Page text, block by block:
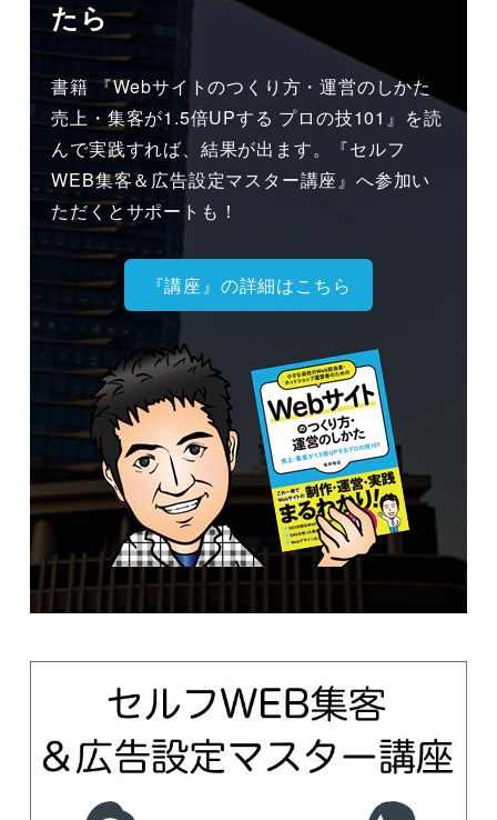
たら
書籍 『Webサイトのつくり方・運営のしかた
売上・集客が1.5倍UPする プロの技101』を読
んで実践すれば、結果が出ます。『セルフ
WEB集客＆広告設定マスター講座』へ参加い
ただくとサポートも！
『講座』の詳細はこちら